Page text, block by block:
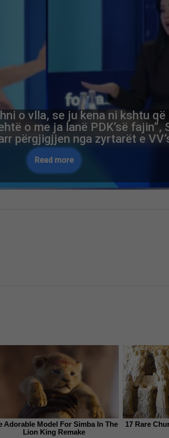
o vlla, se ju kena ni kshtu që
o me ja lanë PDK’së fajin”,
përgjigjjen nga zyrtarët e
Read more
Adorable Model For Simba In The
Lion King Remake
17 Rare